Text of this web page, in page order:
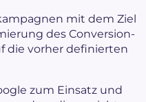
mit dem Ziel
des Conversion-
die vorher definierten
zum Einsatz und